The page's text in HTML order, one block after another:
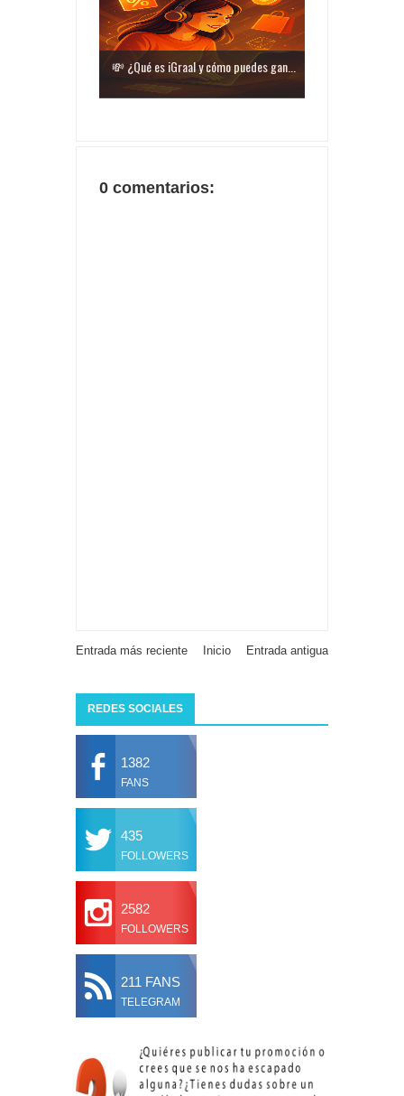
💸 ¿Qué es iGraal y cómo puedes gan...
0 comentarios:
Entrada más reciente Entrada antigua
Inicio
REDES SOCIALES
1382
FANS
435
FOLLOWERS
2582
FOLLOWERS
211 FANS
TELEGRAM